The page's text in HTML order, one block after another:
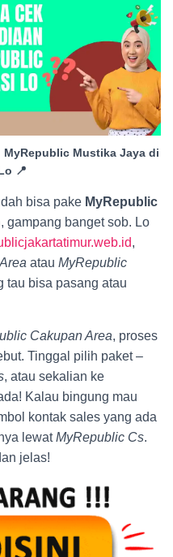
MyRepublic Mustika Jaya di
📍
bisa pake MyRepublic
gampang banget sob. Lo
,
atau MyRepublic
tau bisa pasang atau
Cakupan Area, proses
Tinggal pilih paket –
, atau sekalian ke
Kalau bingung mau
kontak sales yang ada
lewatMyRepublic Cs.
jelas!